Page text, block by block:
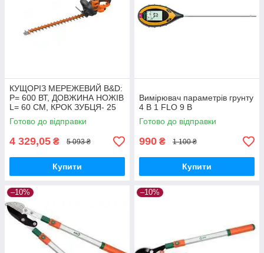
КУЩОРІЗ МЕРЕЖЕВИЙ B&D:
P= 600 ВТ, ДОВЖИНА НОЖІВ
L= 60 CМ, КРОК ЗУБЦЯ- 25
ММ
Готово до відправки
4 329,05 ₴ 5 093 ₴
Купити
Вимірювач параметрів грунту
4 В 1 FLO 9 В
Готово до відправки
990 ₴ 1 100 ₴
Купити
–10% –10%